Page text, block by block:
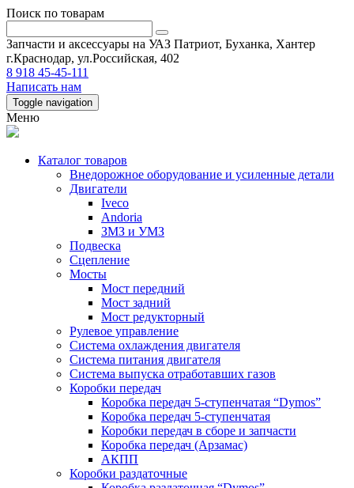
Поиск по товарам
Запчасти и аксессуары на УАЗ Патриот, Буханка, Хантер
г.Краснодар, ул.Российская, 402
8 918 45-45-111
Написать нам
Toggle navigation
Меню
Каталог товаров
Внедорожное оборудование и усиленные детали
Двигатели
Iveco
Andoria
ЗМЗ и УМЗ
Подвеска
Сцепление
Мосты
Мост передний
Мост задний
Мост редукторный
Рулевое управление
Система охлаждения двигателя
Система питания двигателя
Система выпуска отработавших газов
Коробки передач
Коробка передач 5-ступенчатая “Dymos”
Коробка передач 5-ступенчатая
Коробки передач в сборе и запчасти
Коробка передач (Арзамас)
АКПП
Коробки раздаточные